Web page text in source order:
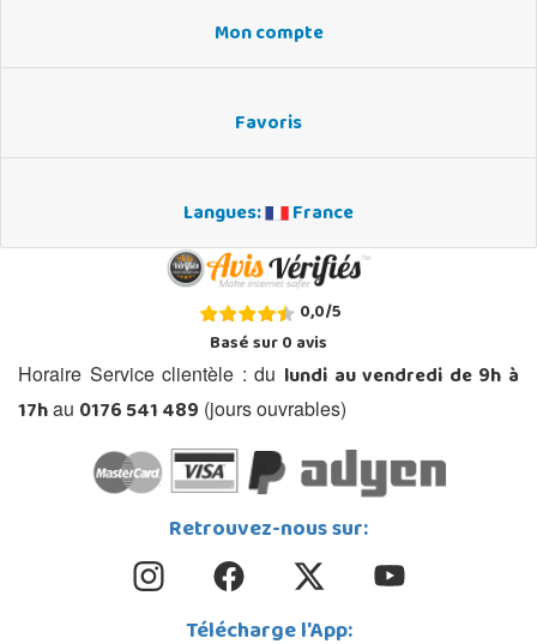
Mon compte
Favoris
Langues: France
0,0/5
Basé sur0avis
Horaire Service clientèle : du lundi au vendredi de 9h à
17hau 0176 541 489 (jours ouvrables)
Retrouvez-nous sur:
Télécharge l'App: